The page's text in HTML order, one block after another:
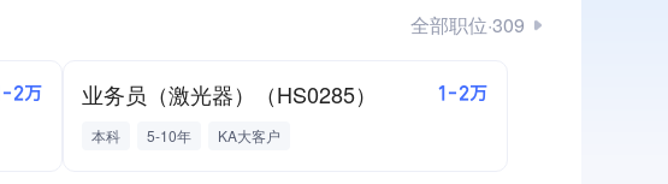
全部职位·309
2万 业务员（激光器）（HS0285） 1-2万
本科 5-10年 KA大客户